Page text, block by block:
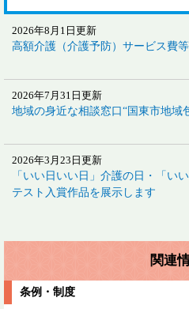
2026年8月1日更新
高額介護（介護予防）サービス費
2026年7月31日更新
地域の身近な相談窓口“国東市地域
2026年3月23日更新
「いい日いい日」介護の日・「い
テスト入賞作品を展示します
関連
条例・制度